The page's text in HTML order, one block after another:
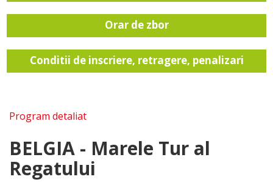
Orar de zbor
Conditii de inscriere, retragere, penalizari
Program detaliat
BELGIA - Marele Tur al
Regatului